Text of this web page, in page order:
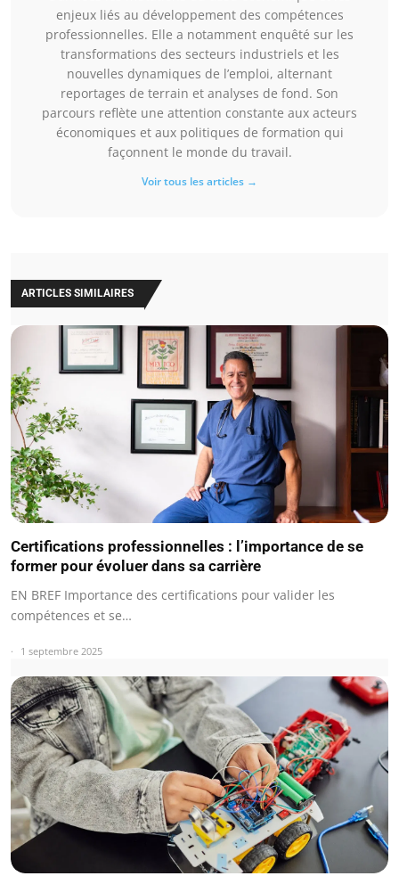
enjeux liés au développement des compétences
professionnelles. Elle a notamment enquêté sur les
transformations des secteurs industriels et les
nouvelles dynamiques de l’emploi, alternant
reportages de terrain et analyses de fond. Son
parcours reflète une attention constante aux acteurs
économiques et aux politiques de formation qui
façonnent le monde du travail.
Voir tous les articles →
ARTICLES SIMILAIRES
Certifications professionnelles : l’importance de se
former pour évoluer dans sa carrière
EN BREF Importance des certifications pour valider les
compétences et se…
1 septembre 2025